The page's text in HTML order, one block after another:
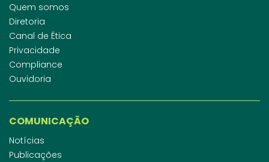
Quem somos
Diretoria
Canal de Ética
Privacidade
Compliance
Ouvidoria
COMUNICAÇÃO
Notícias
Publicações